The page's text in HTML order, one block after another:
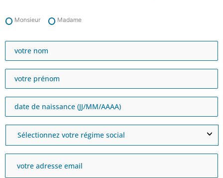
Monsieur Madame